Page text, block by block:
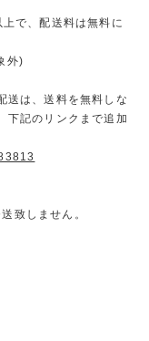
で、配送料は無料に
外)
は、送料を無料しな
下記のリンクまで追加
致しません。